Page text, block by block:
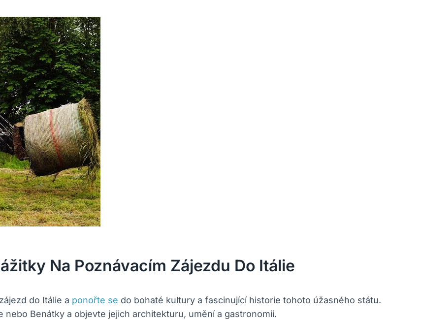
Na Poznávacím Zájezdu Do Itálie
do Itálie a ponořte se do bohaté kultury a fascinující historie tohoto úžasného státu.
nebo Benátky a objevte jejich architekturu, umění a gastronomii.